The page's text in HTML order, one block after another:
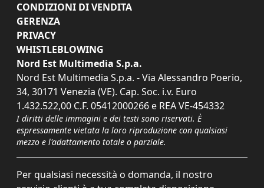
CONDIZIONI DI VENDITA
GERENZA
PRIVACY
WHISTLEBLOWING
Nord Est Multimedia S.p.a.
Nord Est Multimedia S.p.a. - Via Alessandro Poerio,
34, 30171 Venezia (VE). Cap. Soc. i.v. Euro
1.432.522,00 C.F. 05412000266 e REA VE-454332
I diritti delle immagini e dei testi sono riservati. È
espressamente vietata la loro riproduzione con qualsiasi
mezzo e l'adattamento totale o parziale.
Per qualsiasi necessità o domanda, il nostro